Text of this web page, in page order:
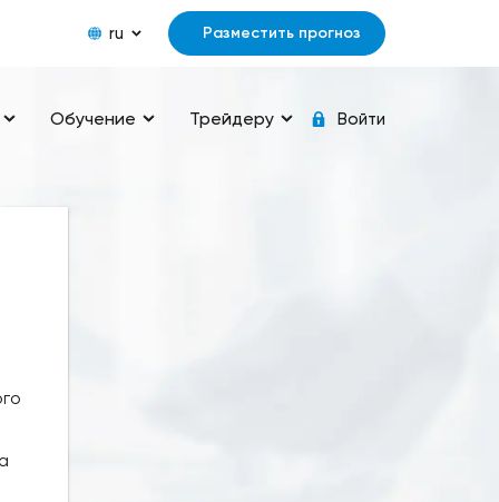
ru Разместить прогноз
Обучение Трейдеру Войти